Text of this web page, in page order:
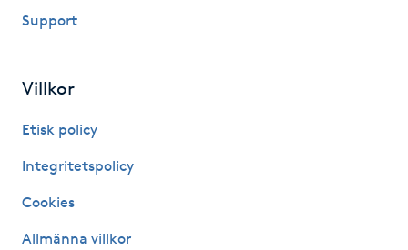
Kroppspeeling
Kärlbehandling
Laserbehandling
Lashlift Keratin
Support
Villkor
Etisk policy
Integritetspolicy
Cookies
Allmänna villkor